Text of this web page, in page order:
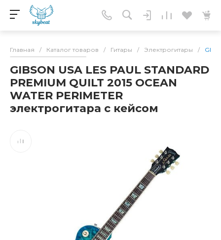
Главная / Каталог товаров / Гитары / Электрогитары /
GIBSON USA LES PAUL STANDARD
PREMIUM QUILT 2015 OCEAN
WATER PERIMETER
электрогитара с кейсом